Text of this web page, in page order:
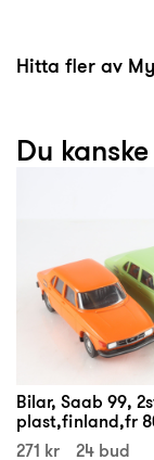
Hitta fler av
Du
Bilar, Saab 99,
plast,finland,fr
271 kr
24 bud